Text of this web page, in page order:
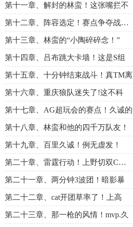
第十一章、解封的林蛮！这张嘴拦不
第十二章、阵容选定！赛点争夺战…
第十三章、林蛮的“小陶碎碎念！”
第十四章、吕布跳大卡墙！这是S组
第十五章、十分钟结束战斗！真TM离
第十六章、重庆狼队迷失了!这不科
第十七章、AG超玩会的赛点！久诚的
第十八章、林蛮和他的四千万队友！
第十九章、百里久诚！例无虚发！
第二十章、雷霆行动！上野切双C…
第二十一章、两分钟3波团！暗影暴
第二十二章、cat开团草率了！上高
第二十三章、那一枪的风情！mvp.久